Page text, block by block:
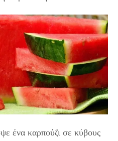
ένα καρπούζι σε κύβους